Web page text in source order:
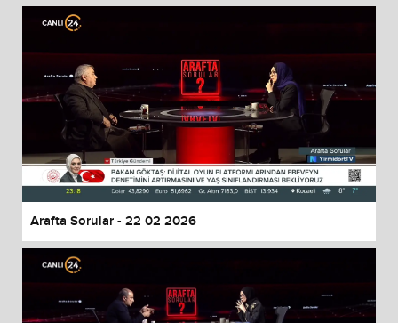
Arafta Sorular - 22 02 2026